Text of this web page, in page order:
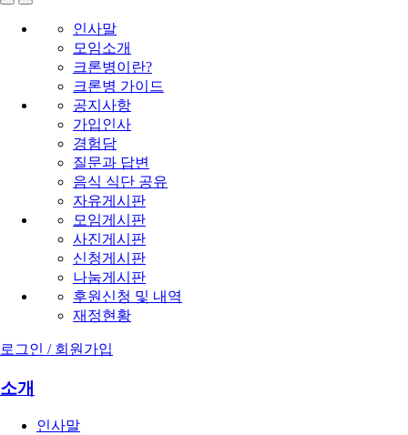
인사말
모임소개
크론병이란?
크론병 가이드
공지사항
가입인사
경험담
질문과 답변
음식 식단 공유
자유게시판
모임게시판
사진게시판
신청게시판
나눔게시판
후원신청 및 내역
재정현황
로그인 / 회원가입
소개
인사말